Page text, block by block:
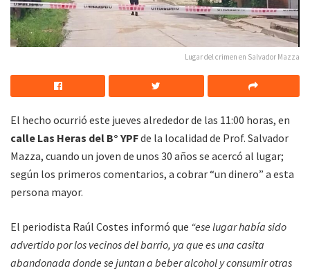
Lugar del crimen en Salvador Mazza
El hecho ocurrió este jueves alrededor de las 11:00 horas, en
calle Las Heras del B° YPFde la localidad de Prof. Salvador
Mazza, cuando un joven de unos 30 años se acercó al lugar;
según los primeros comentarios, a cobrar “un dinero” a esta
persona mayor.
El periodista Raúl Costes informó que “ese lugar había sido
advertido por los vecinos del barrio, ya que es una casita
abandonada donde se juntan a beber alcohol y consumir otras